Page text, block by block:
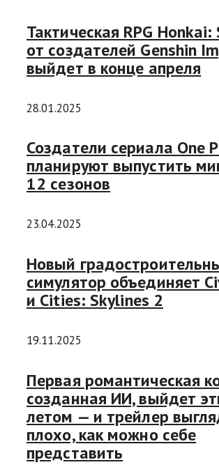
Тактическая RPG
от создателей Genshin
выйдет в конце апреля
28.01.2025
Создатели сериала One
планируют выпустить
12 сезонов
23.04.2025
Новый
симулятор объединяет
и Cities: Skylines 2
19.11.2025
Первая романтическая
созданная ИИ, выйдет
летом — и трейлер
плохо, как можно себе
представить